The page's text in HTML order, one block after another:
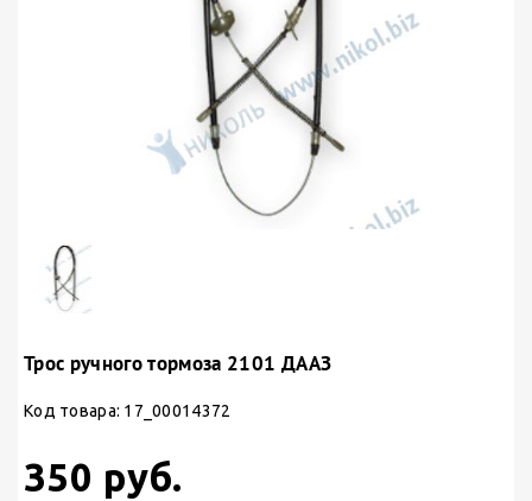
Трос ручного тормоза 2101 ДААЗ
Код товара: 17_00014372
350 руб.